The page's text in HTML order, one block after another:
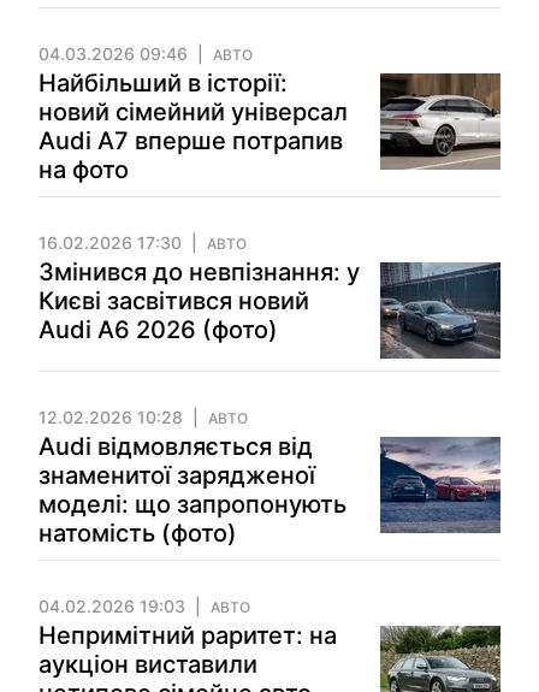
04.03.2026 09:46 АВТО
Найбільший в історії:
новий сімейний універсал
Audi A7 вперше потрапив
на фото
16.02.2026 17:30 АВТО
Змінився до невпізнання: у
Києві засвітився новий
Audi A6 2026 (фото)
12.02.2026 10:28 АВТО
Audi відмовляється від
знаменитої зарядженої
моделі: що запропонують
натомість (фото)
04.02.2026 19:03 АВТО
Непримітний раритет: на
аукціон виставили